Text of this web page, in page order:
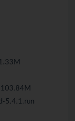
5.4.1.run